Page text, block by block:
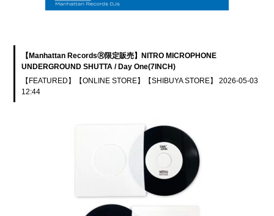
【Manhattan RecordsⓇ限定販売】NITRO MICROPHONE
UNDERGROUND SHUTTA / Day One(7INCH)
【FEATURED】
【ONLINE STORE】 【SHIBUYA STORE】
2026-05-03
12:44